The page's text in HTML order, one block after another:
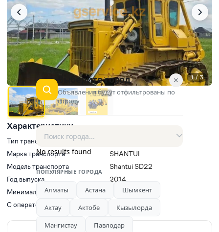
Характеристики
Тип транспорта
Марка транспорта
SHANTUI
Модель транспорта
Shantui SD22
Год выпуска
2014
Минимальное время заказа, ч
С оператором(водитель)
Да
1 / 3
AD
✕
Выберите город
Объявления будут отфильтрованы по
городу
No results found
ПОПУЛЯРНЫЕ ГОРОДА
Алматы Астана
Шымкент
Актау
Актобе
Кызылорда
Мангистау
Павлодар